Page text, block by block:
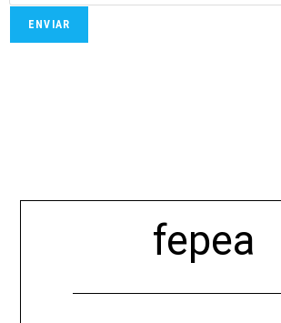
ENVIAR
fepea